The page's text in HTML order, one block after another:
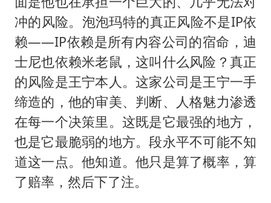
冲的风险。泡泡玛特的真正风险不是IP依
赖——IP依赖是所有内容公司的宿命，迪
士尼也依赖米老鼠，这叫什么风险？真正
的风险是王宁本人。这家公司是王宁一手
缔造的，他的审美、判断、人格魅力渗透
在每一个决策里。这既是它最强的地方，
也是它最脆弱的地方。段永平不可能不知
道这一点。他知道。他只是算了概率，算
了赔率，然后下了注。